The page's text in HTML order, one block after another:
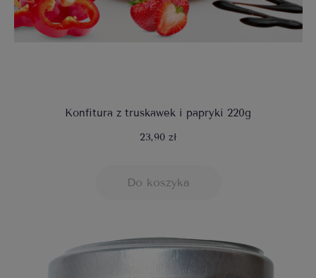
Konfitura z truskawek i papryki 220g
23,90 zł
Do koszyka